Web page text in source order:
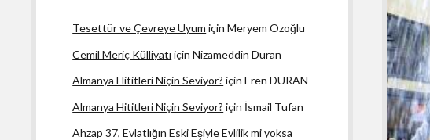
Tesettür ve Çevreye Uyum içinMeryem Özoğlu
Cemil Meriç Külliyatı içinNizameddin Duran
Almanya Hititleri Niçin Seviyor? içinEren DURAN
Almanya Hititleri Niçin Seviyor? için İsmail Tufan
Ahzap 37, Evlatlığın Eski Eşiyle Evlilik mi yoksa